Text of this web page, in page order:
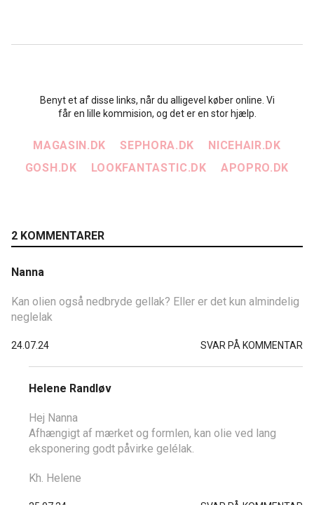
Benyt et af disse links, når du alligevel køber online. Vi
får en lille kommision, og det er en stor hjælp.
MAGASIN.DK SEPHORA.DK
NICEHAIR.DK
GOSH.DK
LOOKFANTASTIC.DK APOPRO.DK
2 KOMMENTARER
Nanna
Kan olien også nedbryde gellak? Eller er det kun almindelig
neglelak
24.07.24 SVAR PÅ KOMMENTAR
Helene Randløv
Hej Nanna
Afhængigt af mærket og formlen, kan olie ved lang
eksponering godt påvirke gelélak.
Kh. Helene